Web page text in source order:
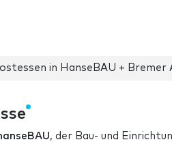
in HanseBAU + Bremer
, der Bau- und